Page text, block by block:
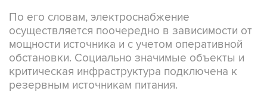
По его словам, электроснабжение
осуществляется поочередно в зависимости от
мощности источника и с учетом оперативной
обстановки. Социально значимые объекты и
критическая инфраструктура подключена к
резервным источникам питания.